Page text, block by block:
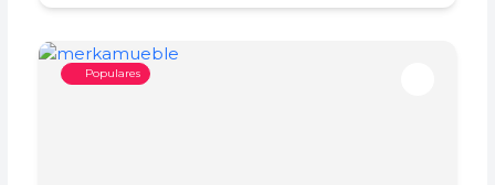
Populares